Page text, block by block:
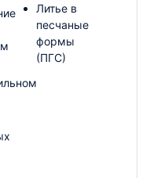
Литье в
песчаные
формы
(ПГС)